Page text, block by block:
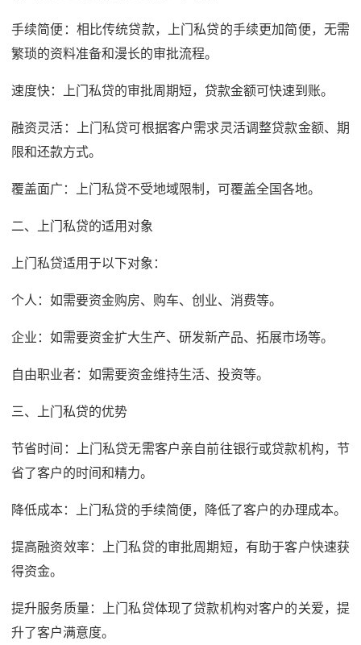
手续简便：相比传统贷款，上门私贷的手续更加简便，无需
繁琐的资料准备和漫长的审批流程。
速度快：上门私贷的审批周期短，贷款金额可快速到账。
融资灵活：上门私贷可根据客户需求灵活调整贷款金额、期
限和还款方式。
覆盖面广：上门私贷不受地域限制，可覆盖全国各地。
二、上门私贷的适用对象
上门私贷适用于以下对象：
个人：如需要资金购房、购车、创业、消费等。
企业：如需要资金扩大生产、研发新产品、拓展市场等。
自由职业者：如需要资金维持生活、投资等。
三、上门私贷的优势
节省时间：上门私贷无需客户亲自前往银行或贷款机构，节
省了客户的时间和精力。
降低成本：上门私贷的手续简便，降低了客户的办理成本。
提高融资效率：上门私贷的审批周期短，有助于客户快速获
得资金。
提升服务质量：上门私贷体现了贷款机构对客户的关爱，提
升了客户满意度。